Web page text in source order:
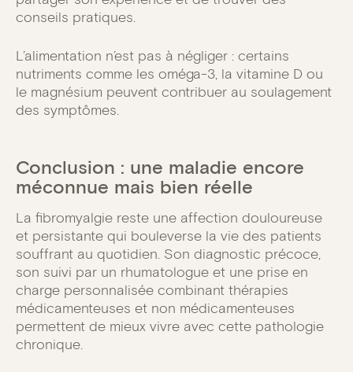
conseils pratiques.
L’alimentation n’est pas à négliger : certains
nutriments comme les oméga-3, la vitamine D ou
le magnésium peuvent contribuer au soulagement
des symptômes.
Conclusion : une maladie encore
méconnue mais bien réelle
La fibromyalgie reste une affection douloureuse
et persistante qui bouleverse la vie des patients
souffrant au quotidien. Son diagnostic précoce,
son suivi par un rhumatologue et une prise en
charge personnalisée combinant thérapies
médicamenteuses et non médicamenteuses
permettent de mieux vivre avec cette pathologie
chronique.